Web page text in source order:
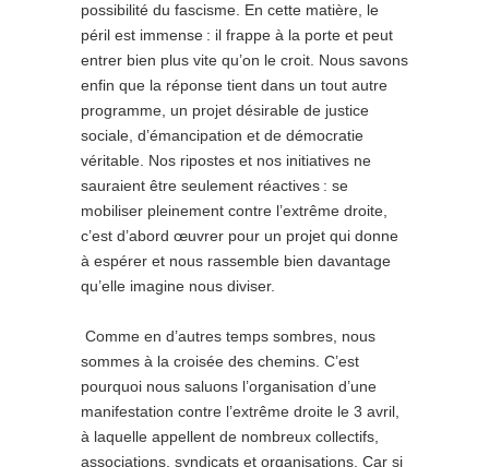
possibilité du fascisme. En cette matière, le
péril est immense : il frappe à la porte et peut
entrer bien plus vite qu’on le croit. Nous savons
enfin que la réponse tient dans un tout autre
programme, un projet désirable de justice
sociale, d’émancipation et de démocratie
véritable. Nos ripostes et nos initiatives ne
sauraient être seulement réactives : se
mobiliser pleinement contre l’extrême droite,
c’est d’abord œuvrer pour un projet qui donne
à espérer et nous rassemble bien davantage
qu’elle imagine nous diviser.
Comme en d’autres temps sombres, nous
sommes à la croisée des chemins. C’est
pourquoi nous saluons l’organisation d’une
manifestation contre l’extrême droite le 3 avril,
à laquelle appellent de nombreux collectifs,
associations, syndicats et organisations. Car si